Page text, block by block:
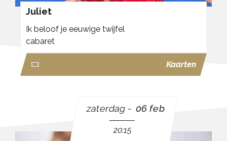
Juliet
Ik beloof je eeuwige twijfel
cabaret
Kaarten
zaterdag 06 feb
20:15